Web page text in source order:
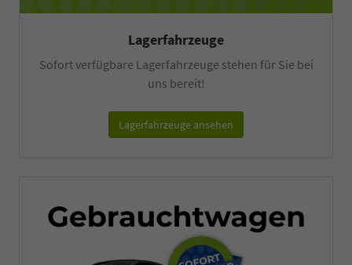
Lagerfahrzeuge
Sofort verfügbare Lagerfahrzeuge stehen für Sie bei
uns bereit!
Lagerfahrzeuge ansehen